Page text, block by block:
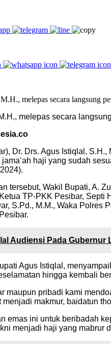
melepas secara
Dr. Drs. Agus Istiqlal,
haji yang sudah
tersebut, Wakil Bupati, A.
TP-PKK Pesibar,
S.Pd., M.M., Waka Polres
Audiensi Pada Gubernur
Agus Istiqlal,
hingga kembali
maupun pribadi kami
makmur, baidatun
emas ini untuk beribadah
menjadi haji yang mabrur